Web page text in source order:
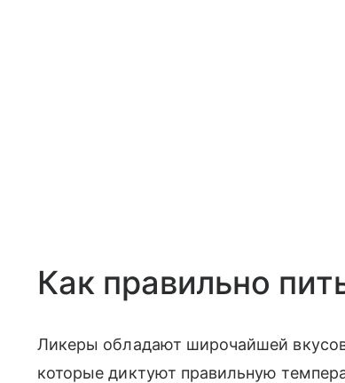
Как правильно
Ликеры обладают широчайшей
которые диктуют правильную